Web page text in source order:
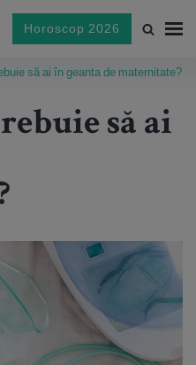
Horoscop 2026
să ai în geanta de maternitate?
să ai